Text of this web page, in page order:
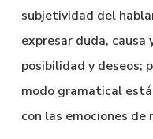
subjetividad del
expresar duda, causa
posibilidad y deseos;
modo gramatical
con las emociones